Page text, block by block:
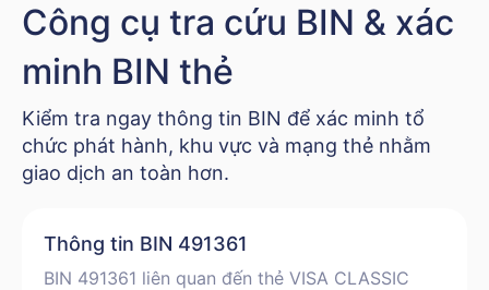
Công cụ tra cứu BIN & xác
minh BIN thẻ
Kiểm tra ngay thông tin BIN để xác minh tổ
chức phát hành, khu vực và mạng thẻ nhằm
giao dịch an toàn hơn.
Thông tin BIN 491361
BIN 491361 liên quan đến thẻ VISA CLASSIC